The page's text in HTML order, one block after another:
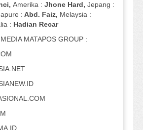
Amerika : Jhone Hard, Jepang :
: Abd. Faiz, Melaysia :
: Hadian Recar
MATAPOS GROUP :